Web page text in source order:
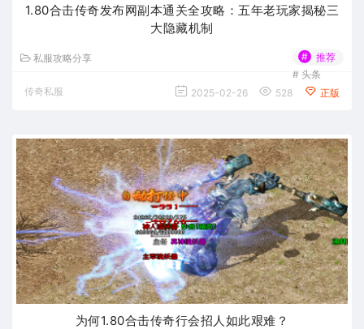
1.80合击传奇发布网副本通关全攻略：五年老玩家揭秘三
大隐藏机制
私服攻略分享 #
推荐
# 头条
传奇私服
2025-02-26 528 正版
为何1.80合击传奇行会招人如此艰难？